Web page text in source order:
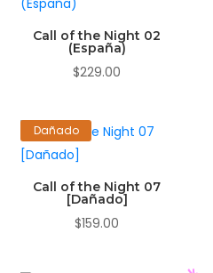
Call of the Night 02
(España)
$229.00
Dañado
Call of the Night 07
[Dañado]
$159.00